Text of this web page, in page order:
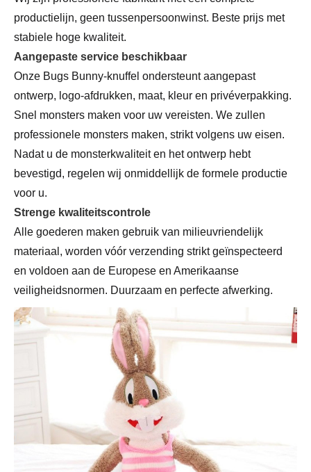
productielijn, geen tussenpersoonwinst. Beste prijs met
stabiele hoge kwaliteit.
Aangepaste service beschikbaar
Onze Bugs Bunny-knuffel ondersteunt aangepast
ontwerp, logo-afdrukken, maat, kleur en privéverpakking.
Snel monsters maken voor uw vereisten. We zullen
professionele monsters maken, strikt volgens uw eisen.
Nadat u de monsterkwaliteit en het ontwerp hebt
bevestigd, regelen wij onmiddellijk de formele productie
voor u.
Strenge kwaliteitscontrole
Alle goederen maken gebruik van milieuvriendelijk
materiaal, worden vóór verzending strikt geïnspecteerd
en voldoen aan de Europese en Amerikaanse
veiligheidsnormen. Duurzaam en perfecte afwerking.